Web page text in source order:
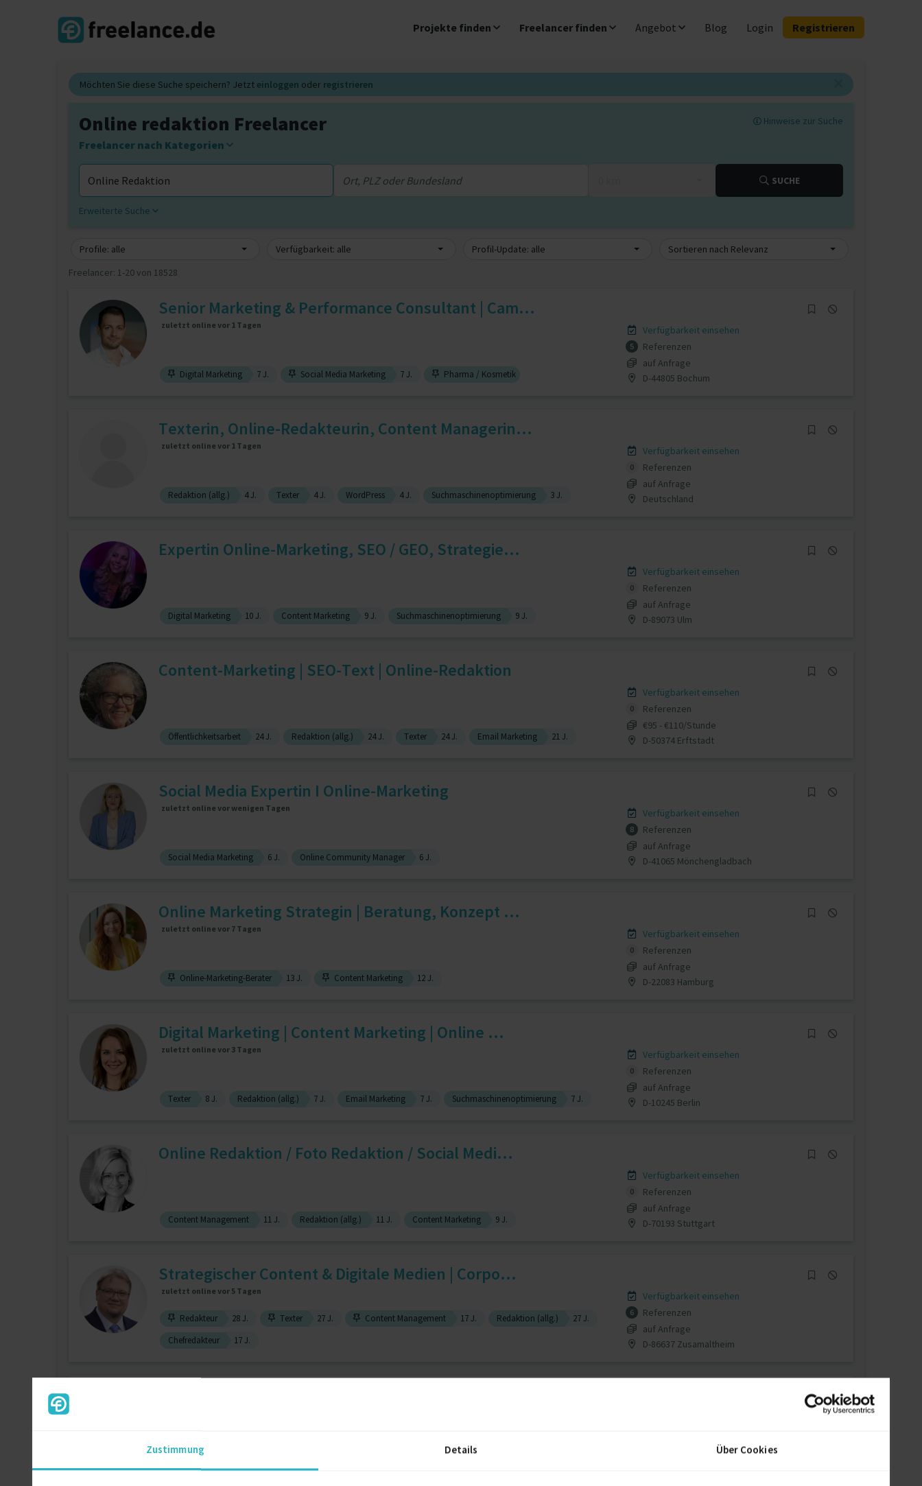
Zustimmung Details Über Cookies
Projekte finden Freelancer finden Angebot Blog Login Registrieren
Möchten Sie diese Suche speichern? Jetzt einloggen oder registrieren
Hinweise zur Suche
Online redaktion Freelancer
Freelancer nach Kategorien
SUCHE
Erweiterte Suche
Profile: alle Verfügbarkeit: alle Profil-Update: alle
Sortieren nach Relevanz
Freelancer: 1-20 von 18528
Senior Marketing & Performance Consultant | Cam...
zuletzt online vor 1 Tagen
Digital Marketing 7 J. Social Media Marketing 7 J. Pharma / Kosmetik
Verfügbarkeit einsehen
5
Referenzen
auf Anfrage
D-44805 Bochum
Texterin, Online-Redakteurin, Content Managerin...
zuletzt online vor 1 Tagen
Redaktion (allg.) 4 J. Texter 4 J. WordPress 4 J. Suchmaschinenoptimierung 3 J.
Verfügbarkeit einsehen
0
Referenzen
auf Anfrage
Deutschland
Expertin Online-Marketing, SEO / GEO, Strategie...
Digital Marketing 10 J. Content Marketing 9 J. Suchmaschinenoptimierung 9 J.
Verfügbarkeit einsehen
0
Referenzen
auf Anfrage
D-89073 Ulm
Content-Marketing | SEO-Text | Online-Redaktion
Öffentlichkeitsarbeit 24 J. Redaktion (allg.) 24 J. Texter 24 J. Email Marketing 21 J.
Verfügbarkeit einsehen
0
Referenzen
€95 - €110/Stunde
D-50374 Erftstadt
Social Media Expertin I Online-Marketing
zuletzt online vor wenigen Tagen
Social Media Marketing 6 J. Online Community Manager 6 J.
Verfügbarkeit einsehen
8
Referenzen
auf Anfrage
D-41065 Mönchengladbach
Online Marketing Strategin | Beratung, Konzept ...
zuletzt online vor 7 Tagen
Online-Marketing-Berater 13 J. Content Marketing 12 J.
Verfügbarkeit einsehen
0
Referenzen
auf Anfrage
D-22083 Hamburg
Digital Marketing | Content Marketing | Online ...
zuletzt online vor 3 Tagen
Texter 8 J. Redaktion (allg.) 7 J. Email Marketing 7 J. Suchmaschinenoptimierung 7 J.
Verfügbarkeit einsehen
0
Referenzen
auf Anfrage
D-10245 Berlin
Online Redaktion / Foto Redaktion / Social Medi...
Content Management 11 J. Redaktion (allg.) 11 J. Content Marketing 9 J.
Verfügbarkeit einsehen
0
Referenzen
auf Anfrage
D-70193 Stuttgart
Strategischer Content & Digitale Medien | Corpo...
zuletzt online vor 5 Tagen
Redakteur 28 J. Texter 27 J. Content Management 17 J. Redaktion (allg.)
27 J.
Chefredakteur
17 J.
Verfügbarkeit einsehen
6
Referenzen
auf Anfrage
D-86637 Zusamaltheim